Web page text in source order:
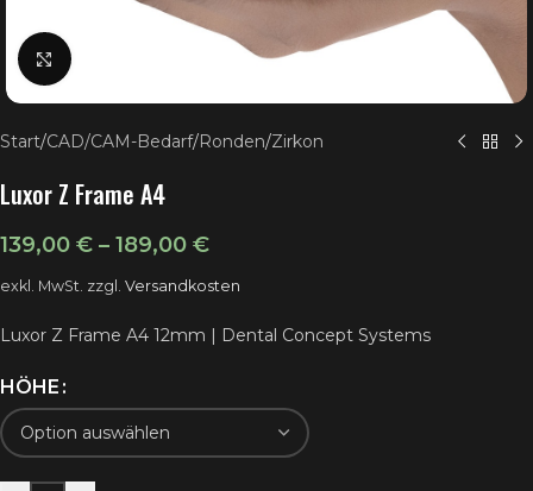
Klick zum Vergrößern
Start/CAD/CAM-Bedarf/Ronden/Zirkon
Luxor Z Frame A4
139,00 € – 189,00 €
exkl. MwSt. zzgl. Versandkosten
Luxor Z Frame A4 12mm | Dental Concept Systems
HÖHE